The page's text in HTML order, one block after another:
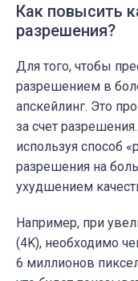
Как повысить
разрешения?
Для того, чтобы
разрешением в
апскейлинг. Это
за счет
используя способ
разрешения на
ухудшением
Например, при
(4K), необходимо
6 миллионов